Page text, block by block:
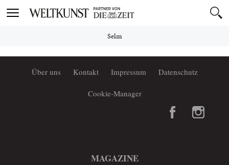
Toggle
Selm
Über uns Kontakt Impressum Datenschutz
Cookie-Manager
MAGAZINE